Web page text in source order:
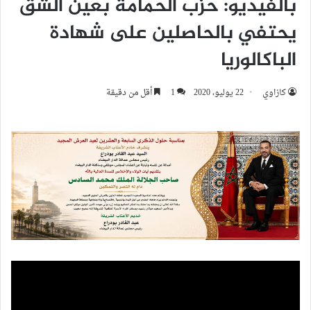
بالفيديو: حزب الحمامة بعين الشق
يحتفي بالحاصلين على شهادة
الباكالوريا
كازاوي 22 يوليو، 2020 1 أقل من دقيقة